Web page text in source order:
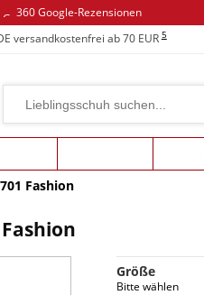
360 Google-Rezensionen
versandkostenfrei ab 70 EUR5
Fashion
Größe
Bitte wählen